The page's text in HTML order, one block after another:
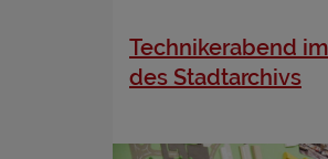
Technikerabend
des Stadtarchivs